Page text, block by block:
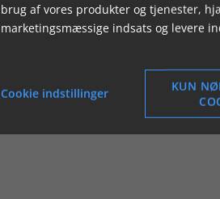
brug af vores produkter og tjenester,
marketingsmæssige indsats og levere
Cookie indstillinger
KUN